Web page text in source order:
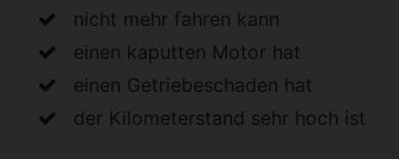
nicht mehr fahren kann
einen kaputten Motor hat
einen Getriebeschaden hat
der Kilometerstand sehr hoch ist